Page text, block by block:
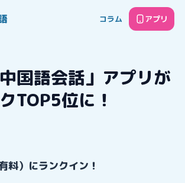
コラム アプリ
国語会話」アプリが
TOP5位に！
料）にランクイン！